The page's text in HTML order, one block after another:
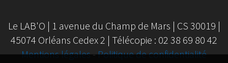
Le LAB'O | 1 avenue du Champ de Mars | CS 30019 |
45074 Orléans Cedex 2 | Télécopie : 02 38 69 80 42
Mentions légales-Politique de confidentialité